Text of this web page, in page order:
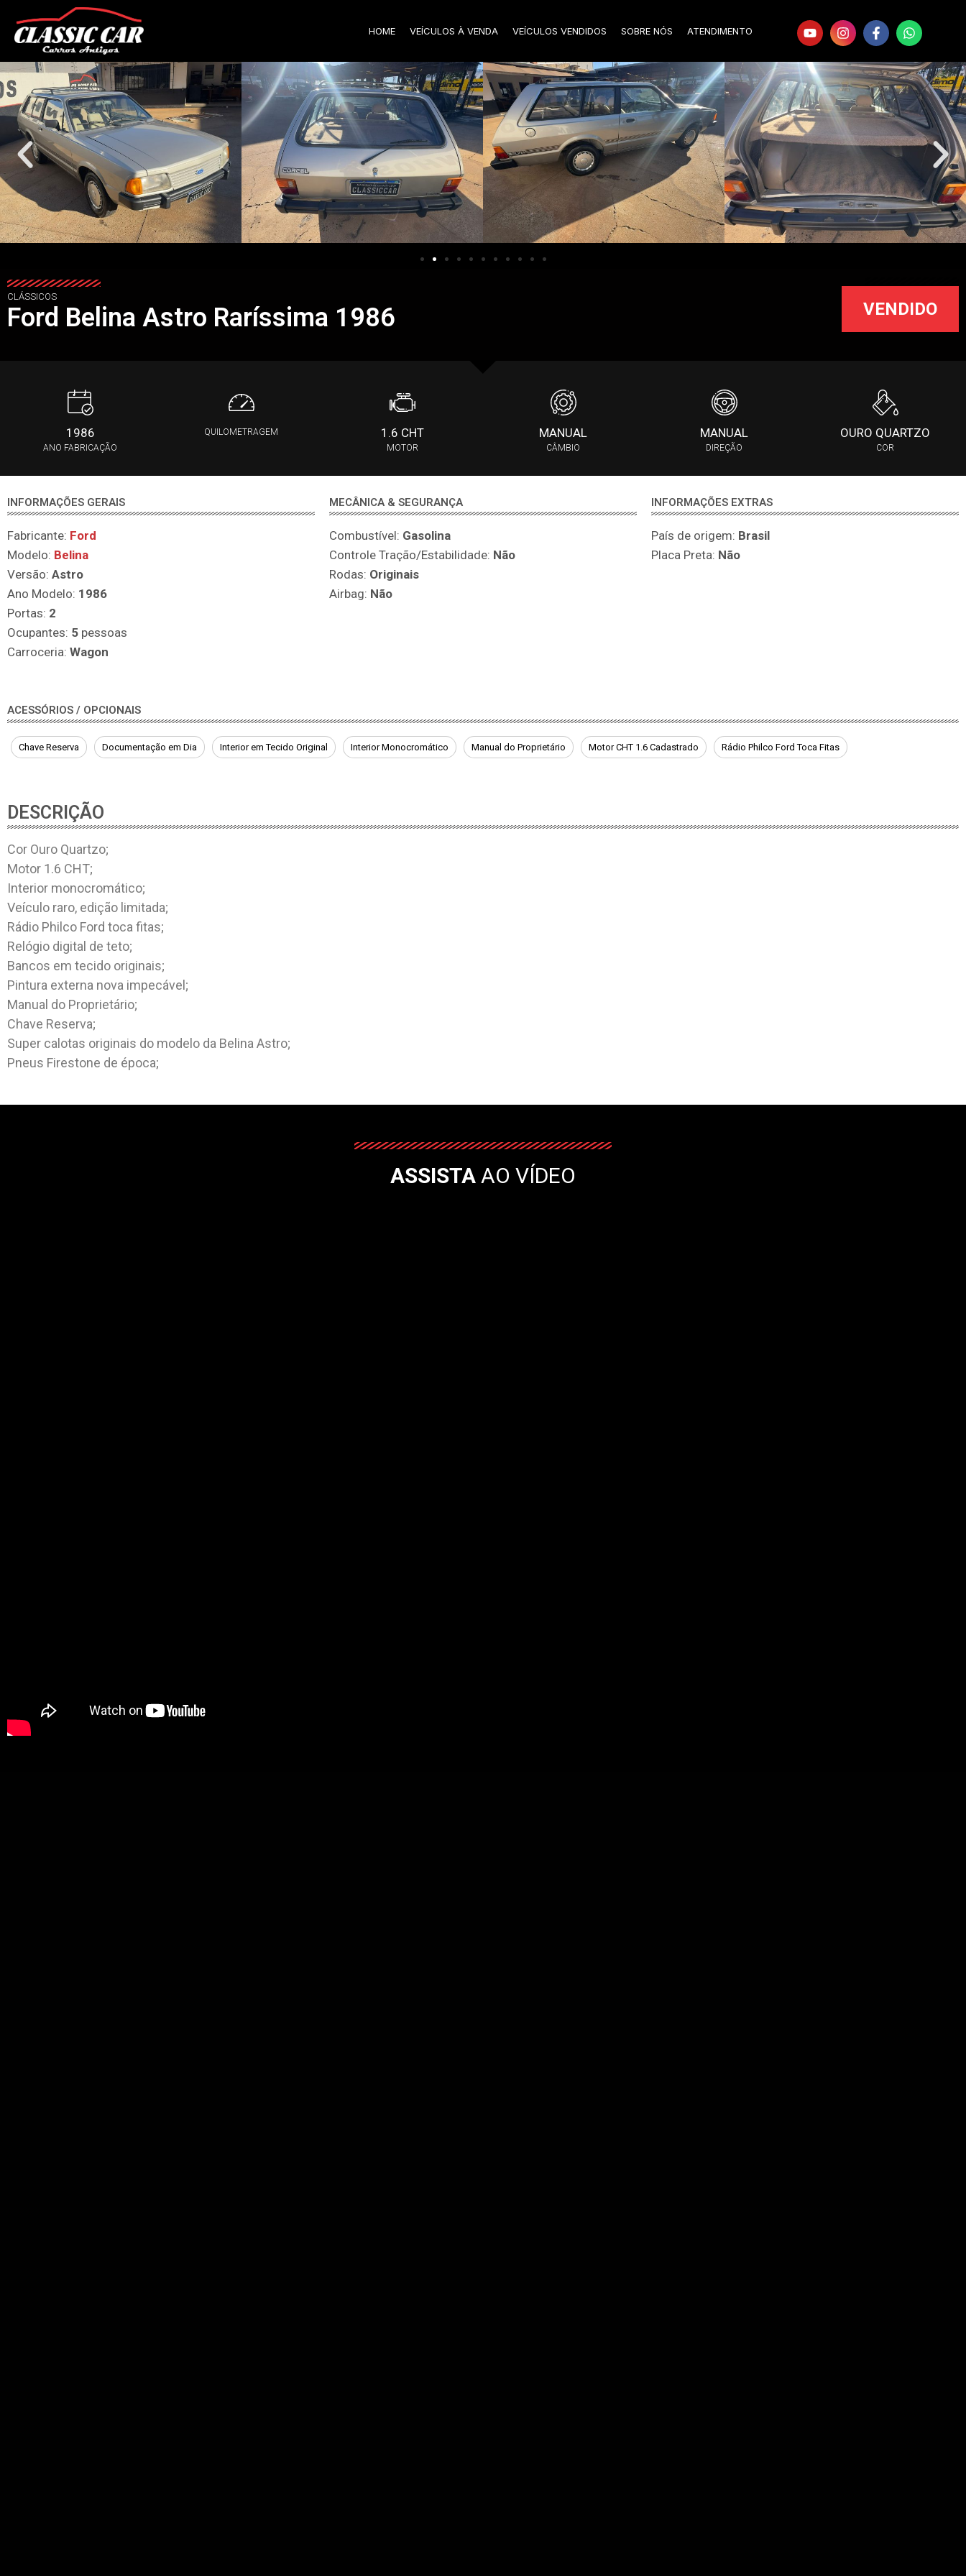
HOME VEÍCULOS À VENDA VEÍCULOS VENDIDOS SOBRE NÓS ATENDIMENTO
CLÁSSICOS
Ford Belina Astro Raríssima 1986 VENDIDO
1986
ANO FABRICAÇÃO
QUILOMETRAGEM 1.6 CHT
MOTOR
MANUAL
CÂMBIO
MANUAL
DIREÇÃO
OURO QUARTZO
COR
INFORMAÇÕES GERAIS
Fabricante: Ford
Modelo: Belina
Versão: Astro
Ano Modelo: 1986
Portas: 2
Ocupantes: 5 pessoas
Carroceria: Wagon
MECÂNICA & SEGURANÇA
Combustível: Gasolina
Controle Tração/Estabilidade: Não
Rodas: Originais
Airbag: Não
INFORMAÇÕES EXTRAS
País de origem: Brasil
Placa Preta: Não
ACESSÓRIOS / OPCIONAIS
Chave Reserva Documentação em Dia Interior em Tecido Original Interior Monocromático Manual do Proprietário Motor CHT 1.6 Cadastrado Rádio Philco Ford Toca Fitas
DESCRIÇÃO
Cor Ouro Quartzo;
Motor 1.6 CHT;
Interior monocromático;
Veículo raro, edição limitada;
Rádio Philco Ford toca fitas;
Relógio digital de teto;
Bancos em tecido originais;
Pintura externa nova impecável;
Manual do Proprietário;
Chave Reserva;
Super calotas originais do modelo da Belina Astro;
Pneus Firestone de época;
ASSISTA AO VÍDEO